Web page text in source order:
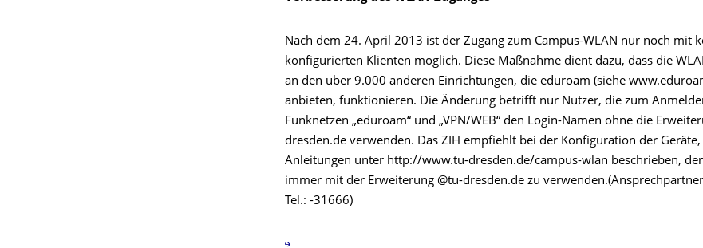
Nach dem 24. April 2013 ist der Zugang zum Campus-WLAN nur noch mit
konfigurierten Klienten möglich. Diese Maßnahme dient dazu, dass die
an den über 9.000 anderen Einrichtungen, die eduroam (siehe
anbieten, funktionieren. Die Änderung betrifft nur Nutzer, die zum
Funknetzen „eduroam“ und „VPN/WEB“ den Login-Namen ohne die
dresden.de verwenden. Das ZIH empfiehlt bei der Konfiguration der
Anleitungen unter http://www.tu-dresden.de/campus-wlan beschrieben,
immer mit der Erweiterung @tu-dresden.de zu
Tel.: -31666)